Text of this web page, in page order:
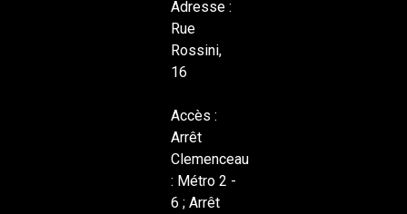
Adresse :
Rue
Rossini,
16
Accès :
Arrêt
Clemenceau
: Métro 2 -
6 ; Arrêt